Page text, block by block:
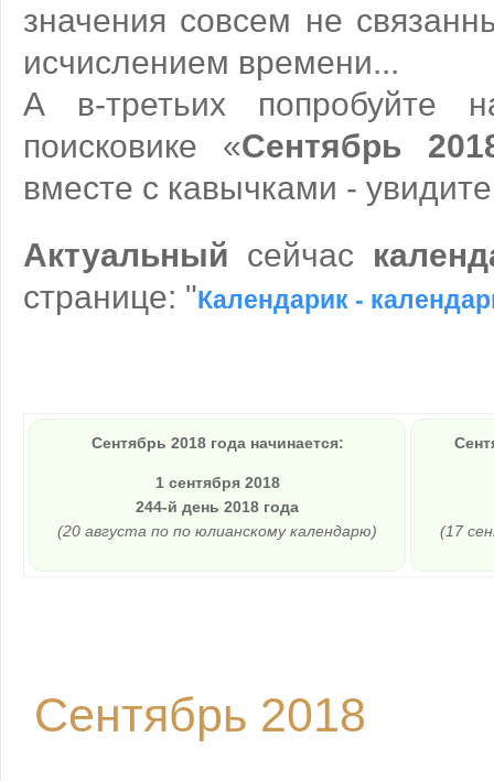
значения совсем не
исчислением времени...
А в-третьих попробуйте
поисковике «Сентябрь
вместе с кавычками -
Актуальный сейчас
странице: "Календарик -
Сентябрь 2018 года начинается:
1 сентября 2018
244-й день 2018 года
(20 августа по по юлианскому календарю)
(17
Сентябрь 2018